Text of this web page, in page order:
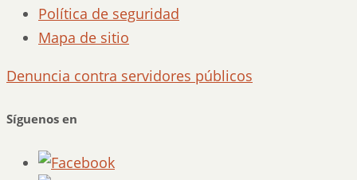
Política de seguridad
Mapa de sitio
Denuncia contra servidores públicos
Síguenos en